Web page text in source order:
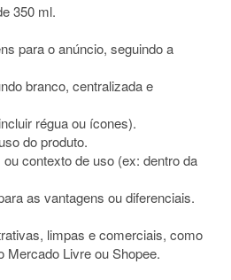
350 ml.
para o anúncio, seguindo a
branco, centralizada e
régua ou ícones).
do produto.
contexto de uso (ex: dentro da
as vantagens ou diferenciais.
limpas e comerciais, como
Mercado Livre ou Shopee.